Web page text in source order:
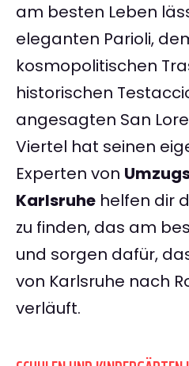
am besten Leben
eleganten Parioli,
kosmopolitischen
historischen
angesagten San
Viertel hat seinen
Experten von
Karlsruhe helfen dir
zu finden, das am
und sorgen dafür,
von Karlsruhe nach
verläuft.